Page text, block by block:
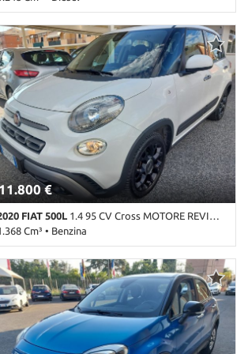
Km • Cambio Manuale (5) • Antracite
• 5 Porte • ABS • Airbag • Airbag
• Airbag Passeggero • Airbag testa •
elettrici • Autoradio • Bluetooth •
Chiusura centralizzata • Climatizzatore •
trazione • Cruise Control • ESP •
Immobilizzatore elettronico • Servosterzo •
Stop Automatico • USB • Volante in pelle
11.800 €
FIAT 500L 1.4 95 CV Cross MOTORE REVISIONATO FULL OPT
Cm³ • Benzina
Km • Cambio Manuale (6) • Bianco
• 5 Porte • ABS • Airbag • Airbag laterali
Airbag Passeggero • Airbag testa • Alzacristalli
• Autoradio • Autoradio digitale •
• Bracciolo • Cerchi in lega • Chiusura
• Climatizzatore • Controllo
automatico clima • Controllo trazione • Cruise